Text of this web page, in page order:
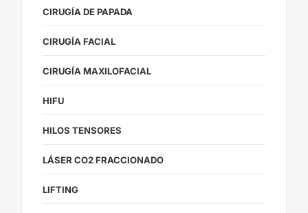
CIRUGÍA DE PAPADA
CIRUGÍA FACIAL
CIRUGÍA MAXILOFACIAL
HIFU
HILOS TENSORES
LÁSER CO2 FRACCIONADO
LIFTING